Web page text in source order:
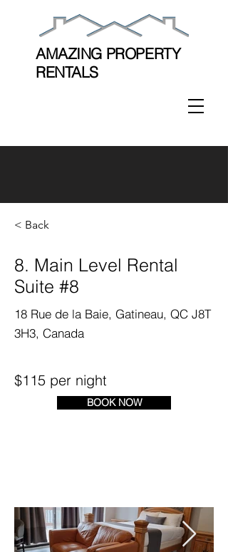
AMAZING PROPERTY
RENTALS
< Back
8. Main Level Rental
Suite #8
18 Rue de la Baie, Gatineau, QC J8T
3H3, Canada
$115 per night
BOOK NOW